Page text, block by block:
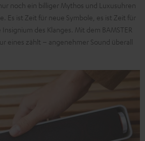
noch ein billiger Mythos und Luxusuhren
Es ist Zeit für neue Symbole, es ist Zeit für
Insignium des Klanges. Mit dem BAMSTER
eines zählt – angenehmer Sound überall